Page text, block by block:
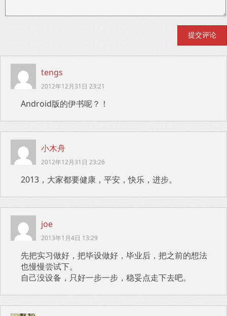
tengs
2012年12月31日 23:21
Android版的伊书呢？！
小木舟
2012年12月31日 23:26
2013，大家都要健康，平安，快乐，进步。
joe
2013年1月4日 13:29
先把实习做好，把毕设做好，毕业后，把之前的想法
也慢慢尝试下。
自己没设备，只好一步一步，稳妥点走下去吧。